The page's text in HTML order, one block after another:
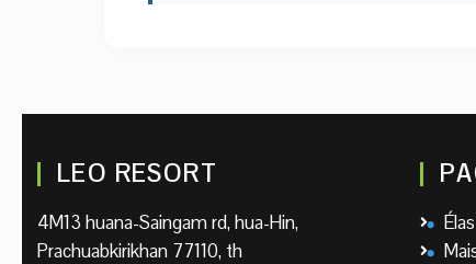
LEO RESORT
4M13 huana-Saingam rd, hua-Hin,
Prachuabkirikhan 77110, th